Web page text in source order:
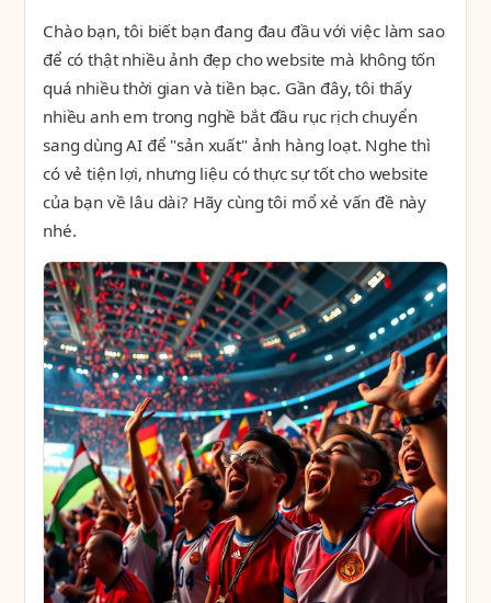
Chào bạn, tôi biết bạn đang đau đầu với việc làm sao
để có thật nhiều ảnh đẹp cho website mà không tốn
quá nhiều thời gian và tiền bạc. Gần đây, tôi thấy
nhiều anh em trong nghề bắt đầu rục rịch chuyển
sang dùng AI để "sản xuất" ảnh hàng loạt. Nghe thì
có vẻ tiện lợi, nhưng liệu có thực sự tốt cho website
của bạn về lâu dài? Hãy cùng tôi mổ xẻ vấn đề này
nhé.